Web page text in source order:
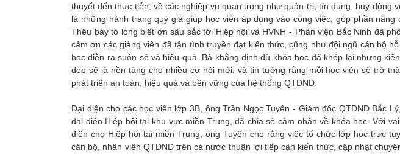
thuyết đến thực tiễn, về các nghiệp vụ quan trọng như quản trị, tín dụng, huy động
là những hành trang quý giá giúp học viên áp dụng vào công việc, góp phần
Thêu bày tỏ lòng biết ơn sâu sắc tới Hiệp hội và HVNH - Phân viện Bắc Ninh đã
cảm ơn các giảng viên đã tận tình truyền đạt kiến thức, cũng như đội ngũ cán bộ
học diễn ra suôn sẻ và hiệu quả. Bà khẳng định dù khóa học đã khép lại nhưng
đẹp sẽ là nền tảng cho nhiều cơ hội mới, và tin tưởng rằng mỗi học viên sẽ trở
phát triển an toàn, hiệu quả và bền vững của hệ thống QTDND.
Đại diện cho các học viên lớp 3B, ông Trần Ngọc Tuyên - Giám đốc QTDND Bắc
đại diện Hiệp hội tại khu vực miền Trung, đã chia sẻ cảm nhận về khóa học. Với
diện cho Hiệp hội tại miền Trung, ông Tuyên cho rằng việc tổ chức lớp học trực
cán bộ, nhân viên QTDND trên cả nước thuận lợi tiếp cận kiến thức, cập nhật